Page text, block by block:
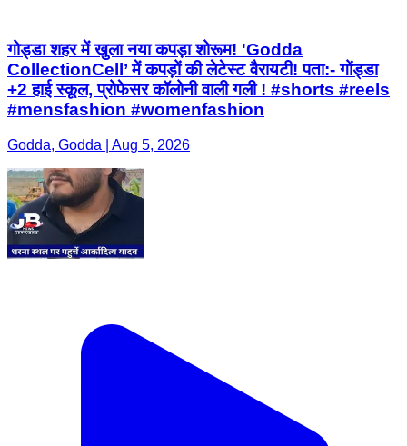
गोड्डा शहर में खुला नया कपड़ा शोरूम! 'Godda
CollectionCell’ में कपड़ों की लेटेस्ट वैरायटी! पता:- गोंड्डा
+2 हाई स्कूल, प्रोफेसर कॉलोनी वाली गली ! #shorts #reels
#mensfashion #womenfashion
Godda, Godda | Aug 5, 2026